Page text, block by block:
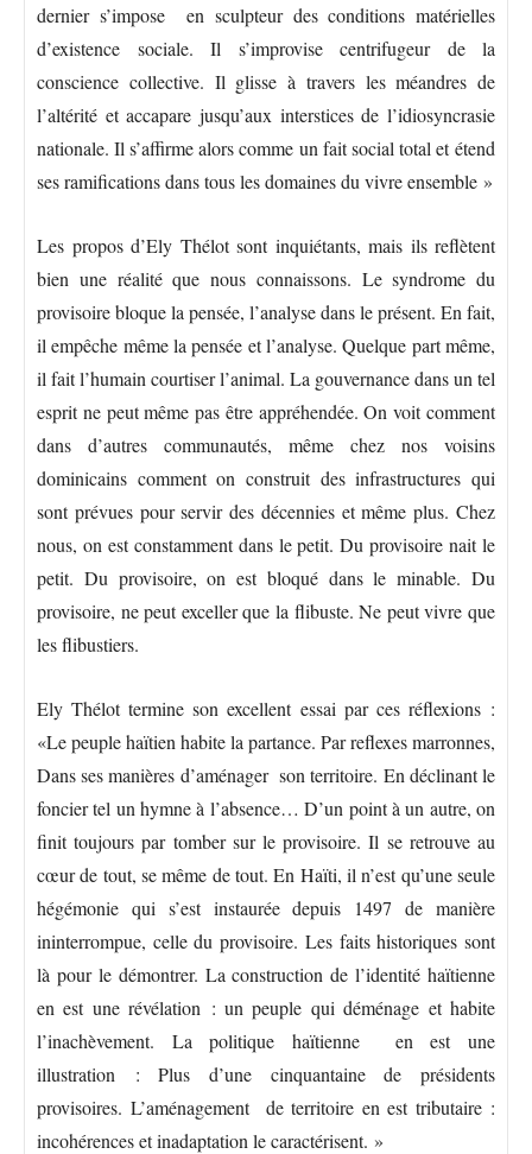
dernier s’impose en sculpteur des conditions matérielles
d’existence sociale. Il s’improvise centrifugeur de la
conscience collective. Il glisse à travers les méandres de
l’altérité et accapare jusqu’aux interstices de l’idiosyncrasie
nationale. Il s’affirme alors comme un fait social total et étend
ses ramifications dans tous les domaines du vivre ensemble »
Les propos d’Ely Thélot sont inquiétants, mais ils reflètent
bien une réalité que nous connaissons. Le syndrome du
provisoire bloque la pensée, l’analyse dans le présent. En fait,
il empêche même la pensée et l’analyse. Quelque part même,
il fait l’humain courtiser l’animal. La gouvernance dans un tel
esprit ne peut même pas être appréhendée. On voit comment
dans d’autres communautés, même chez nos voisins
dominicains comment on construit des infrastructures qui
sont prévues pour servir des décennies et même plus. Chez
nous, on est constamment dans le petit. Du provisoire nait le
petit. Du provisoire, on est bloqué dans le minable. Du
provisoire, ne peut exceller que la flibuste. Ne peut vivre que
les flibustiers.
Ely Thélot termine son excellent essai par ces réflexions :
«Le peuple haïtien habite la partance. Par reflexes marronnes,
Dans ses manières d’aménager son territoire. En déclinant le
foncier tel un hymne à l’absence… D’un point à un autre, on
finit toujours par tomber sur le provisoire. Il se retrouve au
cœur de tout, se même de tout. En Haïti, il n’est qu’une seule
hégémonie qui s’est instaurée depuis 1497 de manière
ininterrompue, celle du provisoire. Les faits historiques sont
là pour le démontrer. La construction de l’identité haïtienne
en est une révélation : un peuple qui déménage et habite
l’inachèvement. La politique haïtienne en est une
illustration : Plus d’une cinquantaine de présidents
provisoires. L’aménagement de territoire en est tributaire :
incohérences et inadaptation le caractérisent. »